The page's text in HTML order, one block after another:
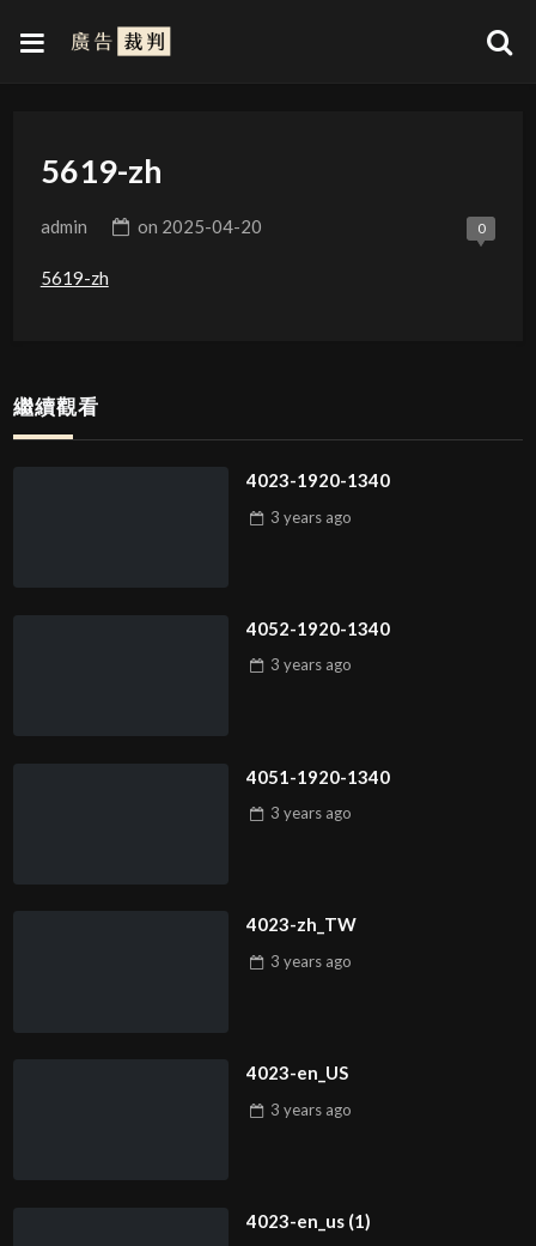
5619-zh
admin on 2025-04-20 0
5619-zh
繼續觀看
4023-1920-1340
3 years ago
4052-1920-1340
3 years ago
4051-1920-1340
3 years ago
4023-zh_TW
3 years ago
4023-en_US
3 years ago
4023-en_us (1)